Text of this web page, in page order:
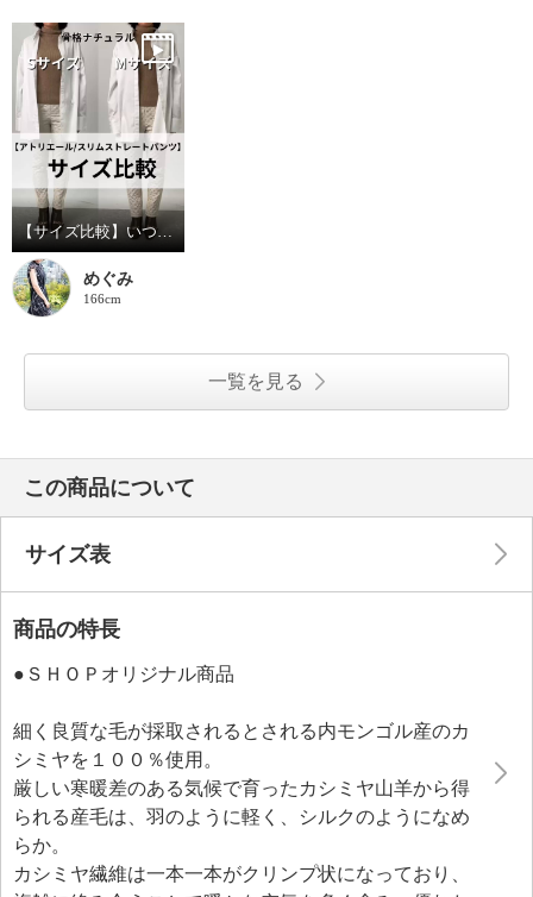
【サイズ比較】いつものサイズがおすすめ
めぐみ
166cm
一覧を見る
この商品について
サイズ表
商品の特長
●ＳＨＯＰオリジナル商品
細く良質な毛が採取されるとされる内モンゴル産のカ
シミヤを１００％使用。
厳しい寒暖差のある気候で育ったカシミヤ山羊から得
られる産毛は、羽のように軽く、シルクのようになめ
らか。
カシミヤ繊維は一本一本がクリンプ状になっており、